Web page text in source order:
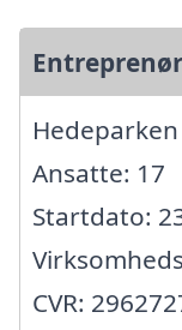
Ansatte: 17
Startdato:
CVR: